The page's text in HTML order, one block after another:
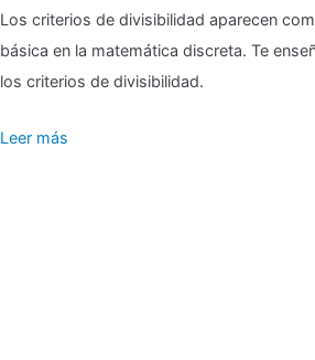
Los criterios de divisibilidad aparecen
básica en la matemática discreta. Te
los criterios de divisibilidad.
Leer más